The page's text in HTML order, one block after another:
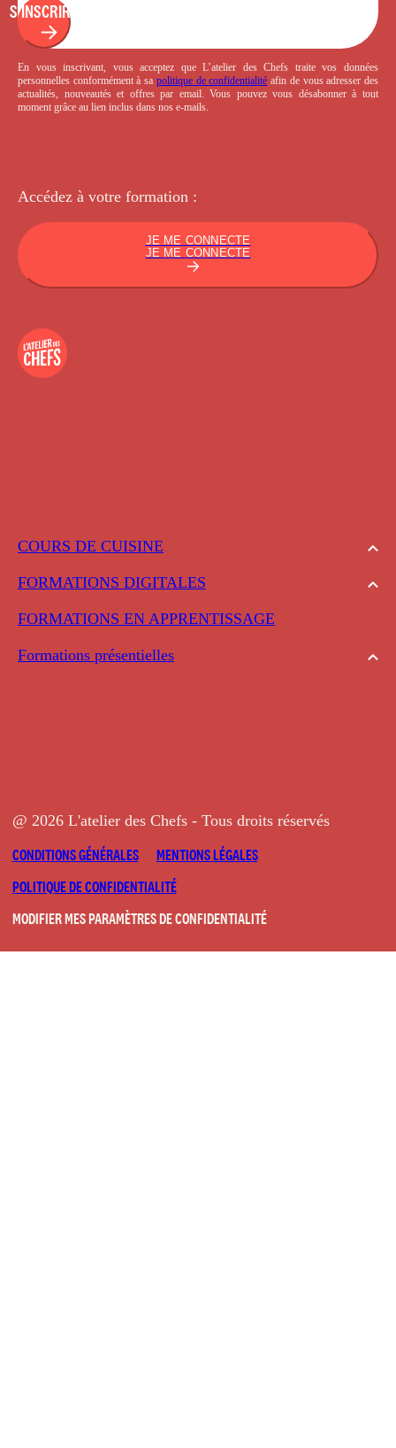
COURS DE CUISINE
FORMATIONS DIGITALES
FORMATIONS EN APPRENTISSAGE
Formations présentielles
S'INSCRIRE
En vous inscrivant, vous acceptez que L’atelier des Chefs traite vos données
personnelles conformément à sa politique de confidentialité afin de vous adresser des
actualités, nouveautés et offres par email. Vous pouvez vous désabonner à tout
moment grâce au lien inclus dans nos e-mails.
Accédez à votre formation :
JE ME CONNECTE
JE ME CONNECTE
@ 2026 L'atelier des Chefs - Tous droits réservés
CONDITIONS GÉNÉRALES
MENTIONS LÉGALES
POLITIQUE DE CONFIDENTIALITÉ
MODIFIER MES PARAMÈTRES DE CONFIDENTIALITÉ